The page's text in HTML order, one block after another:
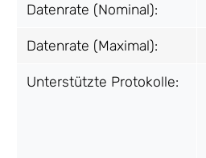
Datenrate (Nominal):
Datenrate (Maximal):
Unterstützte Protokolle: